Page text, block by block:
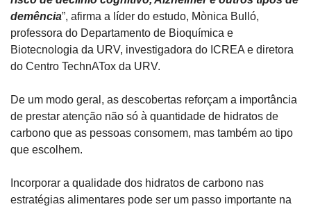
demência”, afirma a líder do estudo, Mònica Bulló,
professora do Departamento de Bioquímica e
Biotecnologia da URV, investigadora do ICREA e diretora
do Centro TechnATox da URV.
De um modo geral, as descobertas reforçam a importância
de prestar atenção não só à quantidade de hidratos de
carbono que as pessoas consomem, mas também ao tipo
que escolhem.
Incorporar a qualidade dos hidratos de carbono nas
estratégias alimentares pode ser um passo importante na